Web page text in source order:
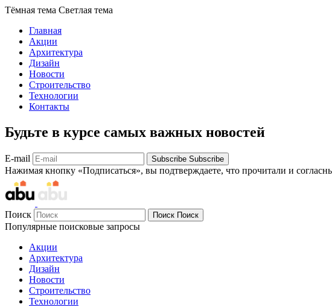
Тёмная тема Светлая тема
Главная
Акции
Архитектура
Дизайн
Новости
Строительство
Технологии
Контакты
Будьте в курсе самых важных новостей
E-mail Subscribe Subscribe
Нажимая кнопку «Подписаться», вы подтверждаете, что прочитали и
Поиск Поиск Поиск
Популярные поисковые запросы
Акции
Архитектура
Дизайн
Новости
Строительство
Технологии